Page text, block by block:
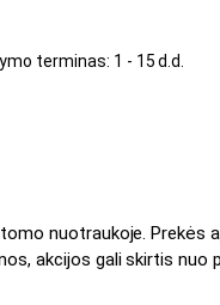
terminas: 1 - 15 d.d.
nuotraukoje. Prekės
akcijos gali skirtis nuo